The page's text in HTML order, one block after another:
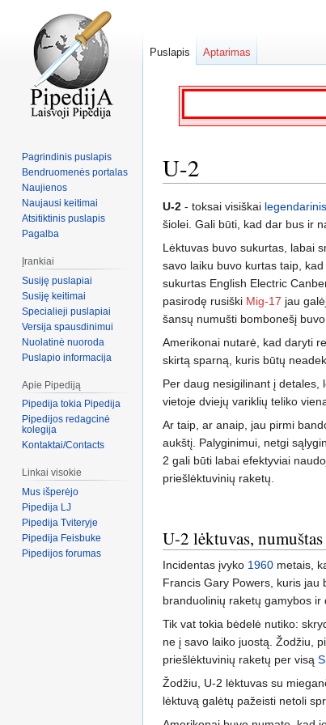
U-2
Jump
to
navigation
Jump
to
search
U-2 - toksai visiškai legendarinis
šiolei. Gali būti, kad dar bus ir
Lėktuvas buvo sukurtas, labai
savo laiku buvo kurtas taip,
sukurtas English Electric
pasirodę rusiški Mig-17 jau
šansų numušti bombonešį
Amerikonai nutarė, kad daryti
skirtą sparną, kuris būtų
Per daug nesigilinant į
vietoje dviejų variklių teliko
Ar taip, ar anaip, jau pirmi
aukštį. Palyginimui, netgi
2 gali būti labai efektyviai
priešlėktuvinių raketų.
U-2 lėktuvas,
Incidentas įvyko 1960 metais,
Francis Gary Powers, kuris jau
branduolinių raketų gamybos ir
Tik vat tokia bėdelė nutiko:
ne į savo laiko juostą. Žodžiu,
priešlėktuvinių raketų per visą
Žodžiu, U-2 lėktuvas su
lėktuvą galėtų pažeisti netoli
Puslapis Aptarimas
Pagrindinis puslapis
Bendruomenės portalas
Naujienos
Naujausi keitimai
Atsitiktinis puslapis
Pagalba
Įrankiai
Susiję puslapiai
Susiję keitimai
Specialieji puslapiai
Versija spausdinimui
Nuolatinė nuoroda
Puslapio informacija
Apie Pipediją
Pipedija tokia Pipedija
Pipedijos redagcinė
kolegija
Kontaktai/Contacts
Linkai visokie
Mus išperėjo
Pipedija LJ
Pipedija Tviteryje
Pipedija Feisbuke
Pipedijos forumas